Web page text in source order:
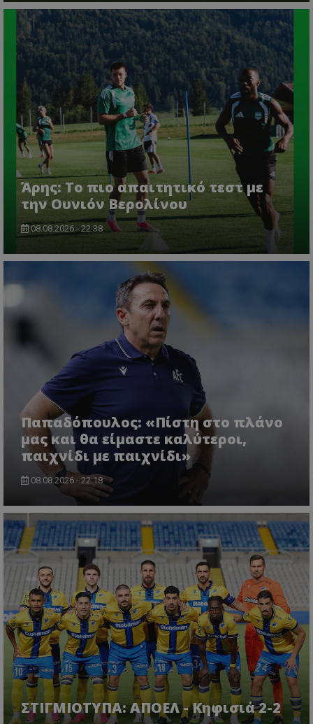
Άρης: Το πιο απαιτητικό τεστ με
την Ουνιόν Βερολίνου
08.08.2026 - 22:38
Παπαδόπουλος: «Πίστη στο πλάνο
μας και θα είμαστε καλύτεροι,
παιχνίδι με παιχνίδι»
08.08.2026 - 22:18
ΣΤΙΓΜΙΟΤΥΠΑ: ΑΠΟΕΛ - Κηφισιά 2-2